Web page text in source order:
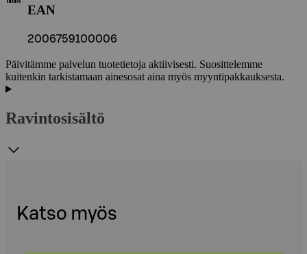
EAN
2006759100006
Päivitämme palvelun tuotetietoja aktiivisesti. Suosittelemme
kuitenkin tarkistamaan ainesosat aina myös myyntipakkauksesta.
Ravintosisältö
Katso myös